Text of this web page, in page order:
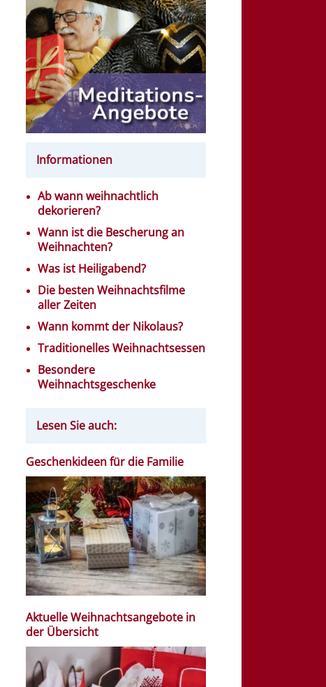
Informationen
Ab wann weihnachtlich
dekorieren?
Wann ist die Bescherung an
Weihnachten?
Was ist Heiligabend?
Die besten Weihnachtsfilme
aller Zeiten
Wann kommt der Nikolaus?
Traditionelles Weihnachtsessen
Besondere
Weihnachtsgeschenke
Lesen Sie auch:
Geschenkideen für die Familie
Aktuelle Weihnachtsangebote in
der Übersicht